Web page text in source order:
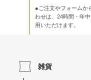
●ご注文やフォームか
わせは、 24時間・年
用いただけます。
雑貨